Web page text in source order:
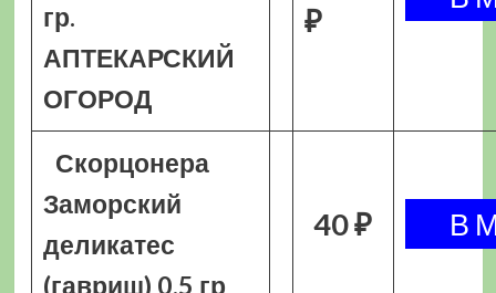
гр.
АПТЕКАРСКИЙ
ОГОРОД
₽
Скорцонера
Заморский
деликатес
(гавриш) 0,5 гр
40 ₽